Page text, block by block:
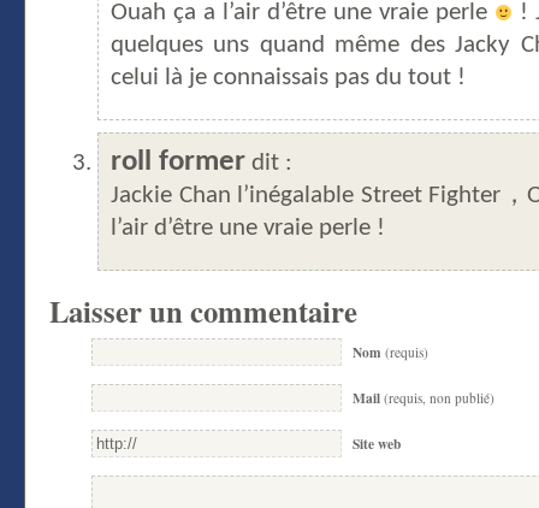
Ouah ça a l’air d’être une vraie perle
!
quelques uns quand même des Jacky
celui là je connaissais pas du tout !
roll former dit :
Jackie Chan l’inégalable Street Fighter，
l’air d’être une vraie perle !
Laisser un commentaire
Nom (requis)
Mail (requis, non publié)
Site web